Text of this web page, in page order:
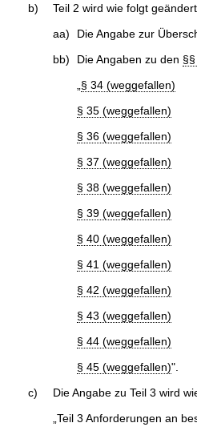
b)
Teil 2 wird wie folgt
aa)
Die Angabe zur
bb)
Die Angaben zu den
§ 34 (weggefallen)
§ 35 (weggefallen)
§ 36 (weggefallen)
§ 37 (weggefallen)
§ 38 (weggefallen)
§ 39 (weggefallen)
§ 40 (weggefallen)
§ 41 (weggefallen)
§ 42 (weggefallen)
§ 43 (weggefallen)
§ 44 (weggefallen)
§ 45 (weggefallen)".
c)
Die Angabe zu Teil 3 wird
„Teil 3 Anforderungen an